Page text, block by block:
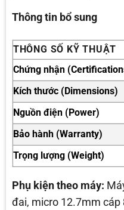
Thông tin bổ sung
THÔNG SỐ KỸ THUẬT
Chứng nhận
Kích thước (Dimensions)
Nguồn điện (Power)
Bảo hành (Warranty)
Trọng lượng (Weight)
Phụ kiện theo máy:
đai, micro 12.7mm cáp